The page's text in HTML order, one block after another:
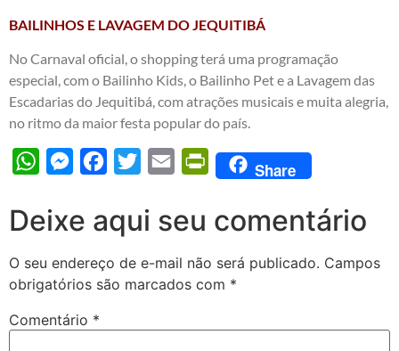
BAILINHOS E LAVAGEM DO JEQUITIBÁ
No Carnaval oficial, o shopping terá uma programação
especial, com o Bailinho Kids, o Bailinho Pet e a Lavagem das
Escadarias do Jequitibá, com atrações musicais e muita alegria,
no ritmo da maior festa popular do país.
WhatsAppMessengerFacebook
Twitter Email PrintFriendly
Share
Deixe aqui seu comentário
O seu endereço de e-mail não será publicado. Campos
obrigatórios são marcados com *
Comentário *